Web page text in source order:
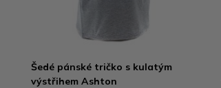
Šedé pánské tričko s kulatým
výstřihem Ashton